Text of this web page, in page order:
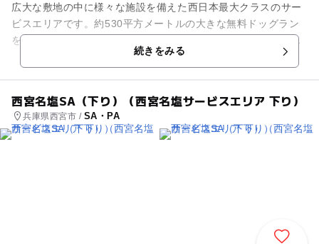
広大な敷地の中に様々な施設を備えた西日本最大クラスのサー
ビスエリアです。約530平方メートルの大きな無料ドッグラン
を完備しており、ドッグランの中にはベンチ、テーブル、ペッ
ト専用トイレ、ペット専用...続きをみる
西宮名塩SA（下り）（西宮名塩サービスエリア 下り）
兵庫県西宮市 / SA・PA